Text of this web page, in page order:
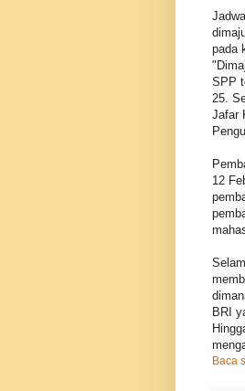
pada
SPP
25.
Jafar
12
BRI
Baca